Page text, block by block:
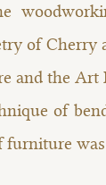
of Cherry
and the Art
of
furniture